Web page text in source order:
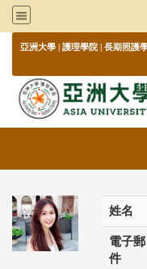
亞洲大學 | 護理學院 | 長期照護
姓名
電子郵
件